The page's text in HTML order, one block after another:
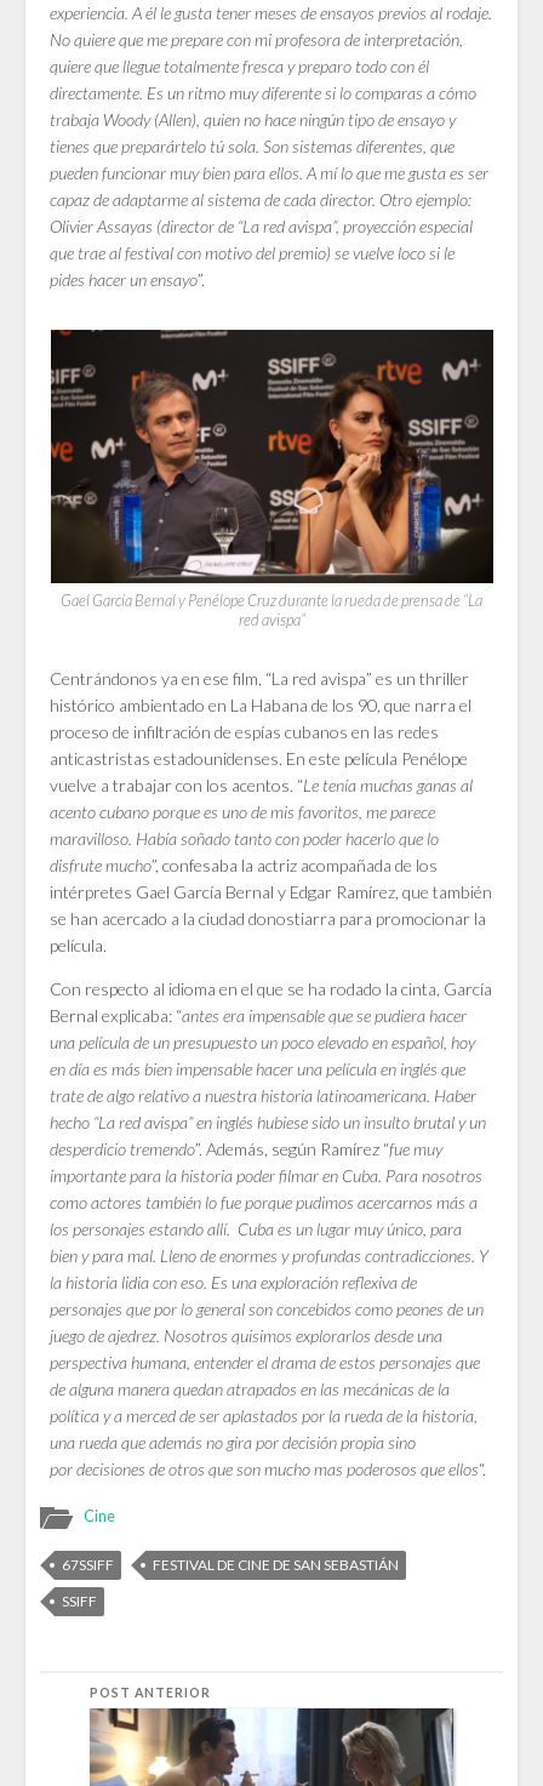
experiencia. A él le gusta tener meses de ensayos previos al rodaje.
No quiere que me prepare con mi profesora de interpretación,
quiere que llegue totalmente fresca y preparo todo con él
directamente. Es un ritmo muy diferente si lo comparas a cómo
trabaja Woody (Allen), quien no hace ningún tipo de ensayo y
tienes que preparártelo tú sola. Son sistemas diferentes, que
pueden funcionar muy bien para ellos. A mí lo que me gusta es ser
capaz de adaptarme al sistema de cada director. Otro ejemplo:
Olivier Assayas (director de “La red avispa”, proyección especial
que trae al festival con motivo del premio) se vuelve loco si le
pides hacer un ensayo”.
Gael García Bernal y Penélope Cruz durante la rueda de prensa de “La
red avispa”
Centrándonos ya en ese film, “La red avispa” es un thriller
histórico ambientado en La Habana de los 90, que narra el
proceso de infiltración de espías cubanos en las redes
anticastristas estadounidenses. En este película Penélope
vuelve a trabajar con los acentos. “Le tenía muchas ganas al
acento cubano porque es uno de mis favoritos, me parece
maravilloso. Había soñado tanto con poder hacerlo que lo
disfrute mucho”, confesaba la actriz acompañada de los
intérpretes Gael García Bernal y Edgar Ramírez, que también
se han acercado a la ciudad donostiarra para promocionar la
película.
Con respecto al idioma en el que se ha rodado la cinta, García
Bernal explicaba: “antes era impensable que se pudiera hacer
una película de un presupuesto un poco elevado en español, hoy
en día es más bien impensable hacer una película en inglés que
trate de algo relativo a nuestra historia latinoamericana. Haber
hecho “La red avispa” en inglés hubiese sido un insulto brutal y un
desperdicio tremendo”. Además, según Ramírez “fue muy
importante para la historia poder filmar en Cuba. Para nosotros
como actores también lo fue porque pudimos acercarnos más a
los personajes estando allí. Cuba es un lugar muy único, para
bien y para mal. Lleno de enormes y profundas contradicciones. Y
la historia lidia con eso. Es una exploración reflexiva de
personajes que por lo general son concebidos como peones de un
juego de ajedrez. Nosotros quisimos explorarlos desde una
perspectiva humana, entender el drama de estos personajes que
de alguna manera quedan atrapados en las mecánicas de la
política y a merced de ser aplastados por la rueda de la historia,
una rueda que además no gira por decisión propia sino
por decisiones de otros que son mucho mas poderosos que ellos“.
Cine
67SSIFF
FESTIVAL DE CINE DE SAN SEBASTIÁN
SSIFF
POST ANTERIOR